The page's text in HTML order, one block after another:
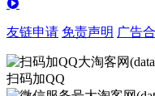
友链申请 免责声明 广告
扫码加QQ